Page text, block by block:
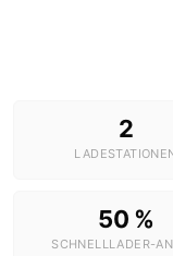
2
50 %
SCHNELLLADER-